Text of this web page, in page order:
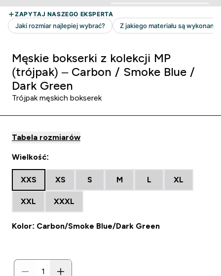
Męskie bokserki z kolekcji MP
(trójpak) – Carbon / Smoke Blue /
Dark Green
Trójpak męskich bokserek
Tabela rozmiarów
Wielkość:
XXS XS S M L XL
XXL XXXL
Kolor: Carbon/Smoke Blue/Dark Green